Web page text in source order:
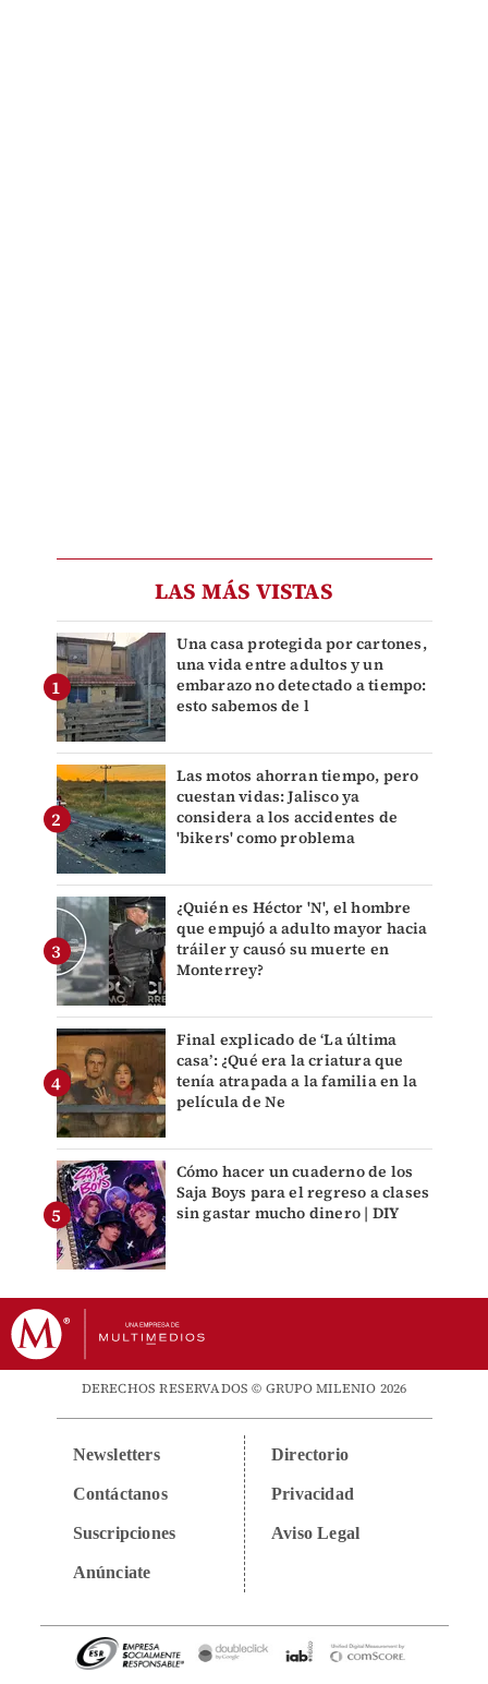
LAS MÁS VISTAS
Una casa protegida por cartones,
una vida entre adultos y un
embarazo no detectado a tiempo:
esto sabemos de l
Las motos ahorran tiempo, pero
cuestan vidas: Jalisco ya
considera a los accidentes de
'bikers' como problema
¿Quién es Héctor 'N', el hombre
que empujó a adulto mayor hacia
tráiler y causó su muerte en
Monterrey?
Final explicado de ‘La última
casa’: ¿Qué era la criatura que
tenía atrapada a la familia en la
película de Ne
Cómo hacer un cuaderno de los
Saja Boys para el regreso a clases
sin gastar mucho dinero | DIY
DERECHOS RESERVADOS © GRUPO MILENIO 2026
Newsletters
Contáctanos
Suscripciones
Anúnciate
Directorio
Privacidad
Aviso Legal